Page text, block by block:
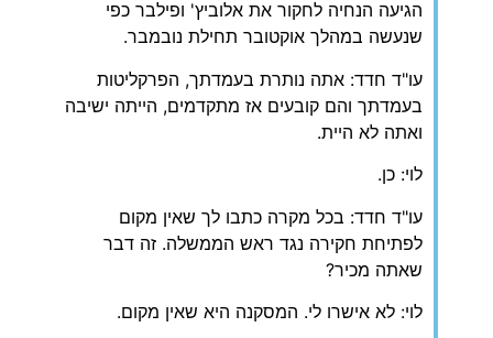
הגיעה הנחיה לחקור את אלוביץ' ופילבר כפי
שנעשה במהלך אוקטובר תחילת נובמבר.
עו"ד חדד: אתה נותרת בעמדתך, הפרקליטות
בעמדתך והם קובעים אז מתקדמים, הייתה ישיבה
ואתה לא היית.
לוי: כן.
עו"ד חדד: בכל מקרה כתבו לך שאין מקום
לפתיחת חקירה נגד ראש הממשלה. זה דבר
שאתה מכיר?
לוי: לא אישרו לי. המסקנה היא שאין מקום.